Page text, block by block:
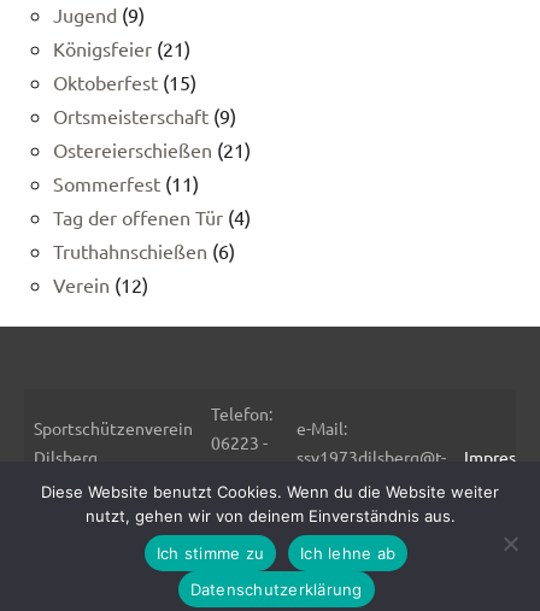
Jugend (9)
Königsfeier (21)
Oktoberfest (15)
Ortsmeisterschaft (9)
Ostereierschießen (21)
Sommerfest (11)
Tag der offenen Tür (4)
Truthahnschießen (6)
Verein (12)
Sportschützenverein
Dilsberg
Postweg 105
Neckargemünd
Telefon:
06223 -
Fax:
4876248
e-Mail:
ssv1973dilsberg@t-
online.de
Internet: www.ssv-
dilsberg.de
Diese Website benutzt Cookies. Wenn du die Website weiter
nutzt, gehen wir von deinem Einverständnis aus.
Ich stimme zu
Ich lehne ab
Datenschutzerklärung